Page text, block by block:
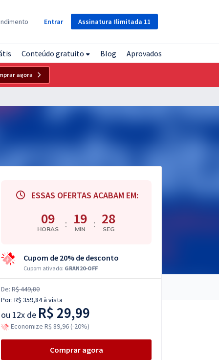
Assinatura Ilimitada 11
Entrar
Conteúdo gratuito Blog Aprovados
agora
ESSAS OFERTAS ACABAM EM:
09
HORAS : 19
MIN : 27
SEG
Cupom de 20% de desconto
Cupom ativado: GRAN20-OFF
De: R$ 449,80
Por: R$ 359,84à vista
ou 12x de R$ 29,99
Economize R$ 89,96 (-20%)
Comprar agora